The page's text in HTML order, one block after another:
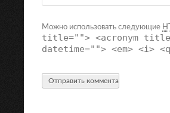
Можно использовать следующие
title=""> <acronym
datetime=""> <em> <i>